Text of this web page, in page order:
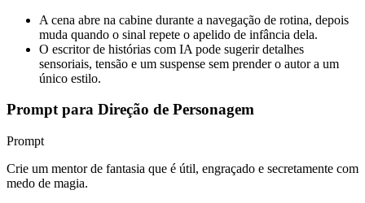
A cena abre na cabine durante a navegação de rotina, depois
muda quando o sinal repete o apelido de infância dela.
O escritor de histórias com IA pode sugerir detalhes
sensoriais, tensão e um suspense sem prender o autor a um
único estilo.
Prompt para Direção de Personagem
Prompt
Crie um mentor de fantasia que é útil, engraçado e secretamente com
medo de magia.